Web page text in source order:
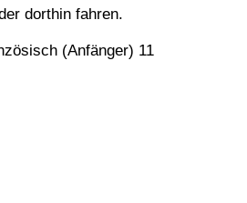
dorthin fahren.
(Anfänger) 11